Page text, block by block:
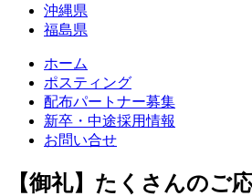
沖縄県
福島県
ホーム
ポスティング
配布パートナー募集
新卒・中途採用情報
お問い合せ
【御礼】たくさんのご